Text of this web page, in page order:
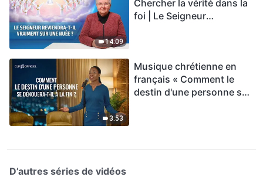
14:09
Chercher la vérité dans la
foi | Le Seigneur
3:53
Musique chrétienne en
français « Comment le
destin d'une personne se
D’autres séries de vidéos